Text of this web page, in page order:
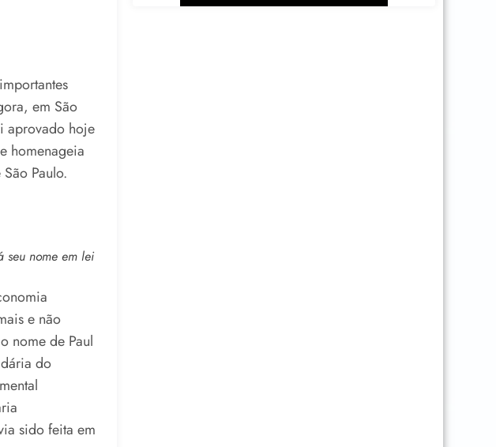
em São
aprovado hoje
homenageia
Paulo.
seu nome em lei
e não
nome de Paul
do
sido feita em